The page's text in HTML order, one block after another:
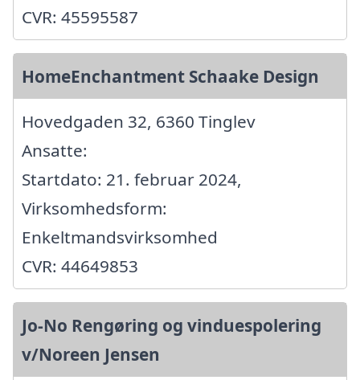
CVR: 45595587
HomeEnchantment Schaake Design
Hovedgaden 32, 6360 Tinglev
Ansatte:
Startdato: 21. februar 2024,
Virksomhedsform:
Enkeltmandsvirksomhed
CVR: 44649853
Jo-No Rengøring og vinduespolering
v/Noreen Jensen